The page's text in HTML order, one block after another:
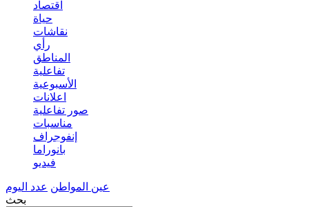
اقتصاد
حياة
نقاشات
رأي
المناطق
تفاعلية
الأسبوعية
اعلانات
صور تفاعلية
مناسبات
إنفوجراف
بانوراما
فيديو
عين المواطن عدد اليوم
بحث